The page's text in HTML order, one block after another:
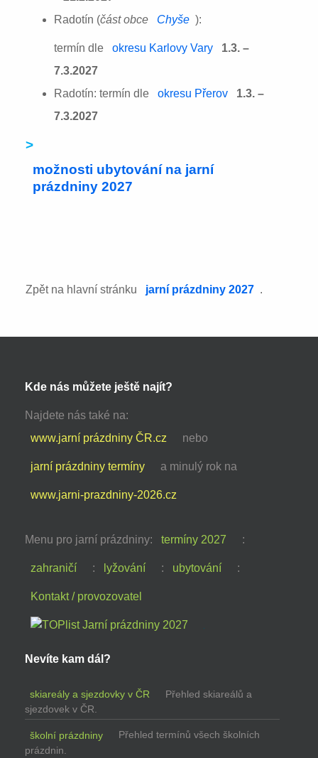
Radotín (část obce Chyše ):
termín dle okresu Karlovy Vary
1.3. –
7.3.2027
Radotín: termín dle
okresu Přerov
1.3. –
7.3.2027
>
možnosti ubytování na jarní
prázdniny 2027
Zpět na hlavní stránku jarní prázdniny 2027 .
Kde nás můžete ještě najít?
Najdete nás také na:
www.jarní prázdniny ČR.cz
nebo
jarní prázdniny termíny a minulý rok na
www.jarni-prazdniny-2026.cz
Menu pro jarní prázdniny: termíny 2027 :
zahraničí : lyžování : ubytování :
Kontakt / provozovatel
Nevíte kam dál?
skiareály a sjezdovky v ČR
Přehled skiareálů a
sjezdovek v ČR.
školní prázdniny
Přehled termínů všech školních
prázdnin.